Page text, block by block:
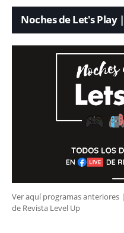
Noches de Let's Play
Ver aquí programas anteriores
de Revista Level Up